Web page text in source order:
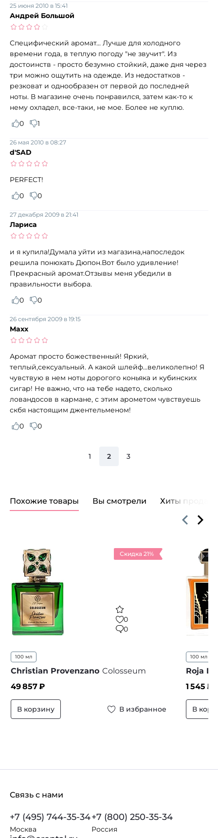
Андрей Большой
25 июня 2010 в 15:41
Специфический аромат... Лучше для холодного
времени года, в теплую погоду "не звучит". Из
достоинств - просто безумно стойкий, даже дня через
три можно ощутить на одежде. Из недостатков -
резковат и однообразен от первой до последней
ноты. В магазине очень понравился, затем как-то к
нему охладел, все-таки, не мое. Более не куплю.
0
1
d'SAD
26 мая 2010 в 08:27
PERFECT!
0
0
Лариса
27 декабря 2009 в 21:41
и я купила!Думала уйти из магазина,напоследок
решила понюхать Дюпон.Вот было удивление!
Прекрасный аромат.Отзывы меня убедили в
правильности выбора.
0
0
Maxx
26 сентября 2009 в 19:15
Аромат просто божественный! Яркий,
теплый,сексуальный. А какой шлейф...великолепно! Я
чувствую в нем ноты дорогого коньяка и кубинских
сигар! Не важно, что на тебе надето, сколько
ловандосов в кармане, с этим арометом чувствуешь
скбя настоящим джентельменом!
0
0
1 2 3
Похожие товары Вы смотрели Хиты продаж
Скидка 21%
0
0
100 мл
Christian Provenzano Colosseum
49 857₽
В корзину В избранное
100 мл
Roja
1 545 ₽
В
Связь с нами
+7 (495) 744-35-34
Москва
+7 (800) 250-35-34
Россия